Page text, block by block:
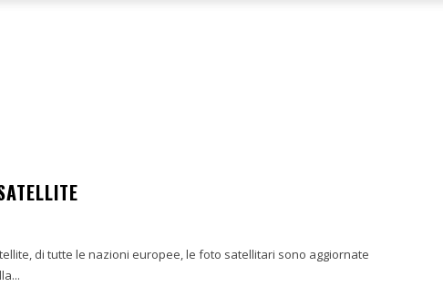
di tutte le nazioni europee, le foto satellitari sono aggiornate